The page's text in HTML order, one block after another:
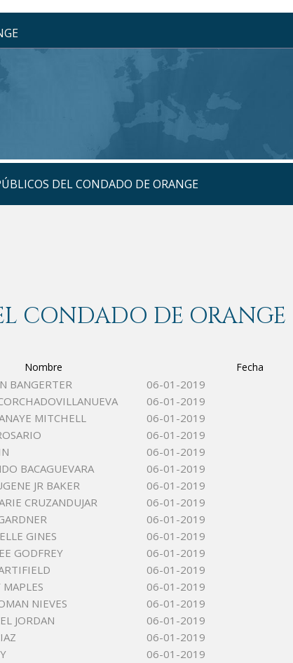
DEL CONDADO DE ORANGE
CONDADO DE ORANGE
Nombre Fecha
BANGERTER
06-01-2019
06-01-2019
MITCHELL
06-01-2019
06-01-2019
06-01-2019
BACAGUEVARA
06-01-2019
JR BAKER
06-01-2019
CRUZANDUJAR
06-01-2019
06-01-2019
GINES
06-01-2019
GODFREY
06-01-2019
06-01-2019
MAPLES
06-01-2019
NIEVES
06-01-2019
JORDAN
06-01-2019
06-01-2019
06-01-2019